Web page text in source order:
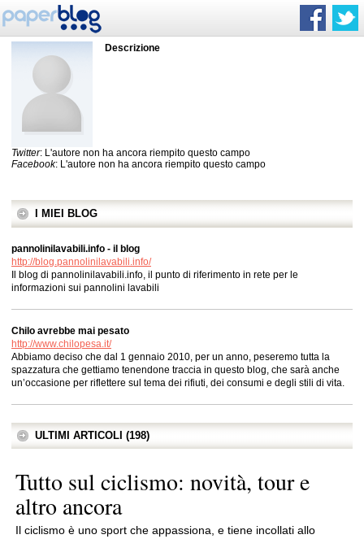
Descrizione
Twitter: L'autore non ha ancora riempito questo campo
Facebook: L'autore non ha ancora riempito questo campo
I MIEI BLOG
pannolinilavabili.info - il blog
http://blog.pannolinilavabili.info/
Il blog di pannolinilavabili.info, il punto di riferimento in rete per le
informazioni sui pannolini lavabili
Chilo avrebbe mai pesato
http://www.chilopesa.it/
Abbiamo deciso che dal 1 gennaio 2010, per un anno, peseremo tutta la
spazzatura che gettiamo tenendone traccia in questo blog, che sarà anche
un’occasione per riflettere sul tema dei rifiuti, dei consumi e degli stili di vita.
ULTIMI ARTICOLI (198)
Tutto sul ciclismo: novità, tour e
altro ancora
Il ciclismo è uno sport che appassiona, e tiene incollati allo